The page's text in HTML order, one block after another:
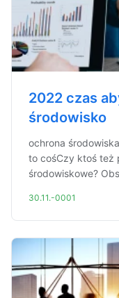
2022 czas
środowisko
ochrona
to cośCzy ktoś też
środowiskowe?
30.11.-0001